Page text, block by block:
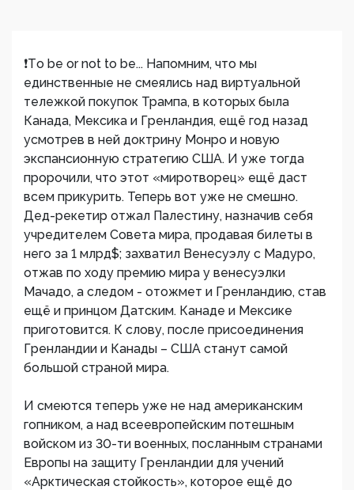
❗️Тo be or not to be... Напомним, что мы
единственные не смеялись над виртуальной
тележкой покупок Трампа, в которых была
Канада, Мексика и Гренландия, ещё год назад
усмотрев в ней доктрину Монро и новую
экспансионную стратегию США. И уже тогда
пророчили, что этот «миротворец» ещё даст
всем прикурить. Теперь вот уже не смешно.
Дед-рекетир отжал Палестину, назначив себя
учредителем Совета мира, продавая билеты в
него за 1 млрд$; захватил Венесуэлу с Мадуро,
отжав по ходу премию мира у венесуэлки
Мачадо, а следом - отожмет и Гренландию, став
ещё и принцом Датским. Канаде и Мексике
приготовится. К слову, после присоединения
Гренландии и Канады – США станут самой
большой страной мира.
И смеются теперь уже не над американским
гопником, а над всеевропейским потешным
войском из 30-ти военных, посланным странами
Европы на защиту Гренландии для учений
«Арктическая стойкость», которое ещё до